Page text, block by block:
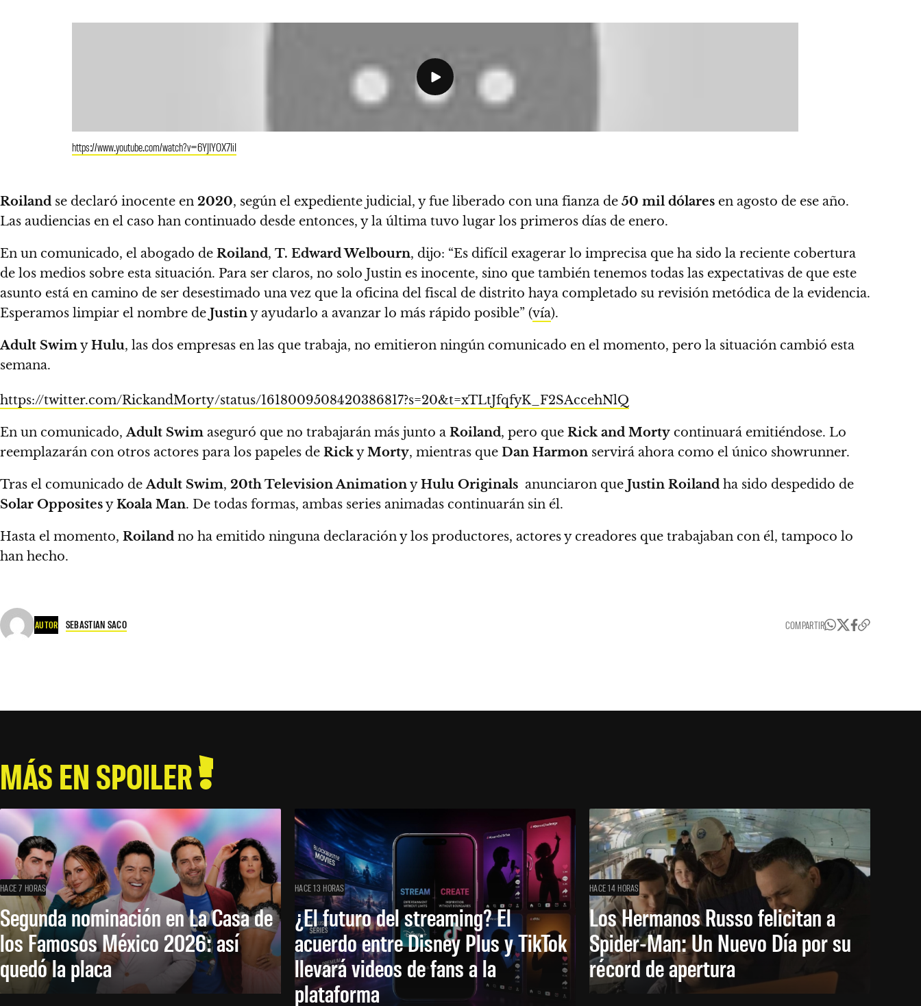
https://www.youtube.com/watch?v=6YJIYOX7IiI
Roiland se declaró inocente en 2020, según el expediente judicial, y fue liberado con una fianza de 50 mil dólares en agosto de ese año.
Las audiencias en el caso han continuado desde entonces, y la última tuvo lugar los primeros días de enero.
En un comunicado, el abogado de Roiland, T. Edward Welbourn, dijo: “Es difícil exagerar lo imprecisa que ha sido la reciente cobertura
de los medios sobre esta situación. Para ser claros, no solo Justin es inocente, sino que también tenemos todas las expectativas de que este
asunto está en camino de ser desestimado una vez que la oficina del fiscal de distrito haya completado su revisión metódica de la evidencia.
Esperamos limpiar el nombre de Justiny ayudarlo a avanzar lo más rápido posible” (vía).
Adult SwimyHulu, las dos empresas en las que trabaja, no emitieron ningún comunicado en el momento, pero la situación cambió esta
semana.
https://twitter.com/RickandMorty/status/1618009508420386817?s=20&t=xTLtJfqfyK_F2SAccehNlQ
En un comunicado,Adult Swim aseguró que no trabajarán más junto a Roiland, pero que Rick and Morty continuará emitiéndose. Lo
reemplazarán con otros actores para los papeles de RickyMorty, mientras que Dan Harmon servirá ahora como el único showrunner.
Tras el comunicado deAdult Swim, 20th Television AnimationyHulu Originals anunciaron que Justin Roiland ha sido despedido de
Solar OppositesyKoala Man. De todas formas, ambas series animadas continuarán sin él.
Hasta el momento, Roiland no ha emitido ninguna declaración y los productores, actores y creadores que trabajaban con él, tampoco lo
han hecho.
AUTOR SEBASTIAN SACO COMPARTIR
MÁS EN SPOILER
HACE 7 HORAS
Segunda nominación en La Casa de
los Famosos México 2026: así
quedó la placa
HACE 13 HORAS
¿El futuro del streaming? El
acuerdo entre Disney Plus y TikTok
llevará videos de fans a la
plataforma
HACE 14 HORAS
Los Hermanos Russo felicitan a
Spider-Man: Un Nuevo Día por su
récord de apertura